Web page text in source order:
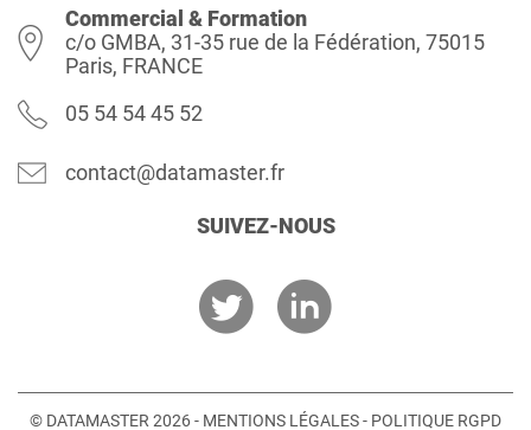
Commercial & Formation
c/o GMBA, 31-35 rue de la Fédération, 75015
Paris, FRANCE
05 54 54 45 52
contact@datamaster.fr
SUIVEZ-NOUS
© DATAMASTER 2026 - MENTIONS LÉGALES- POLITIQUE RGPD